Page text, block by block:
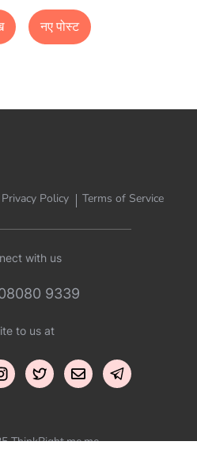
नए पोस्ट
Privacy Policy Terms of Service
with us
9339
to us at
ThinkRight.me.me